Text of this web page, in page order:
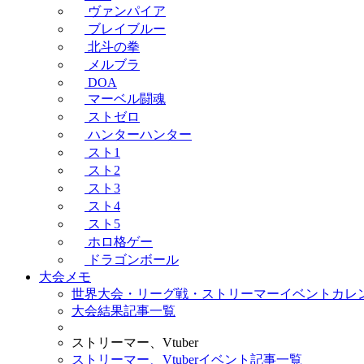
ヴァンパイア
ブレイブルー
北斗の拳
メルブラ
DOA
マーベル闘魂
ストゼロ
ハンターハンター
スト1
スト2
スト3
スト4
スト5
ホロ格ゲー
ドラゴンボール
大会メモ
世界大会・リーグ戦・ストリーマーイベントカレ
大会結果記事一覧
ストリーマー、Vtuber
ストリーマー、Vtuberイベント記事一覧